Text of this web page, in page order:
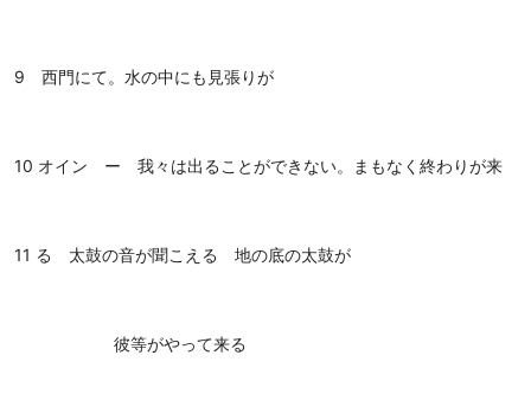
9 西門にて。水の中にも見張りが
10 オイン ー 我々は出ることができない。まもなく終わりが来
11 る 太鼓の音が聞こえる 地の底の太鼓が
彼等がやって来る